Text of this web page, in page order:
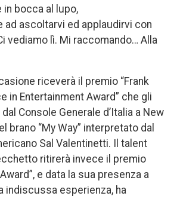
in bocca al lupo,
ad ascoltarvi ed applaudirvi con
vediamo lì. Mi raccomando… Alla
riceverà il premio “Frank
in Entertainment Award” che gli
Console Generale d’Italia a New
brano “My Way” interpretato dal
Sal Valentinetti. Il talent
ritirerà invece il premio
e data la sua presenza a
indiscussa esperienza, ha